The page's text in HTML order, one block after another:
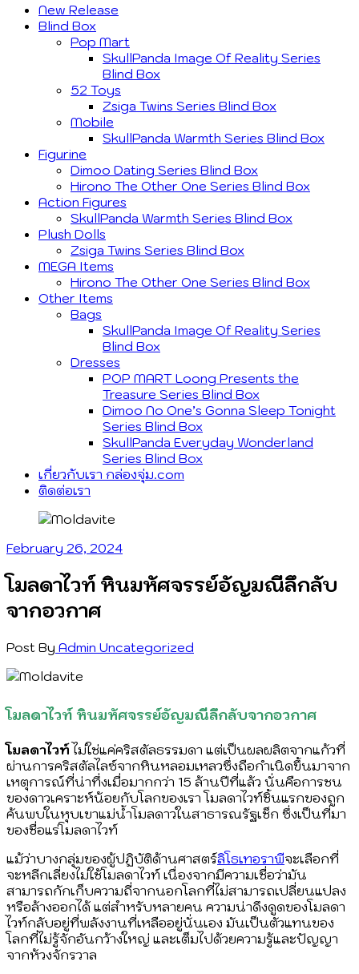
New Release
Blind Box
Pop Mart
SkullPanda Image Of Reality Series
Blind Box
52 Toys
Zsiga Twins Series Blind Box
Mobile
SkullPanda Warmth Series Blind Box
Figurine
Dimoo Dating Series Blind Box
Hirono The Other One Series Blind Box
Action Figures
SkullPanda Warmth Series Blind Box
Plush Dolls
Zsiga Twins Series Blind Box
MEGA Items
Hirono The Other One Series Blind Box
Other Items
Bags
SkullPanda Image Of Reality Series
Blind Box
Dresses
POP MART Loong Presents the
Treasure Series Blind Box
Dimoo No One’s Gonna Sleep Tonight
Series Blind Box
SkullPanda Everyday Wonderland
Series Blind Box
เกี่ยวกับเรา กล่องจุ่ม.com
ติดต่อเรา
February 26, 2024
โมลดาไวท์ หินมหัศจรรย์อัญมณีลึกลับ
จากอวกาศ
Post By Admin Uncategorized
โมลดาไวท์ หินมหัศจรรย์อัญมณีลึกลับจากอวกาศ
โมลดาไวท์ ไม่ใช่แค่คริสตัลธรรมดา แต่เป็นผลผลิตจากแก้วที่
ผ่านการคริสตัลไลซ์จากหินหลอมเหลวซึ่งถือกำเนิดขึ้นมาจาก
เหตุการณ์ที่น่าทึ่งเมื่อมากกว่า 15 ล้านปีที่แล้ว นั่นคือการชน
ของดาวเคราะห์น้อยกับโลกของเรา โมลดาไวท์ชิ้นแรกของถูก
ค้นพบในหุบเขาแม่น้ำโมลดาวในสาธารณรัฐเช็ก ซึ่งเป็นที่มา
ของชื่อแร่โมลดาไวท์
แม้ว่าบางกลุ่มของผู้ปฏิบัติด้านศาสตร์ลิโธเทอราพีจะเลือกที่
จะหลีกเลี่ยงไม่ใช้โมลดาไวท์ เนื่องจากมีความเชื่อว่ามัน
สามารถกักเก็บความถี่จากนอกโลกที่ไม่สามารถเปลี่ยนแปลง
หรือล้างออกได้ แต่สำหรับหลายคน ความน่าดึงดูดของโมลดา
ไวท์กลับอยู่ที่พลังงานที่เหลืออยู่นั่นเอง มันเป็นตัวแทนของ
โลกที่ไม่รู้จักอันกว้างใหญ่ และเต็มไปด้วยความรู้และปัญญา
จากห้วงจักรวาล